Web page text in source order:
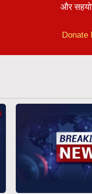
और
Donate